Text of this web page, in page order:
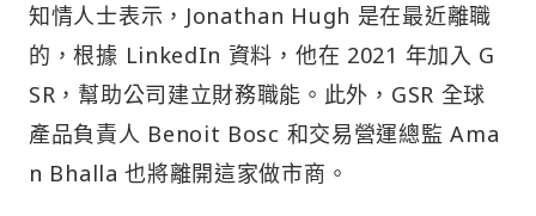
知情人士表示，Jonathan Hugh 是在最近離職
的，根據 LinkedIn 資料，他在 2021 年加入 G
SR，幫助公司建立財務職能。此外，GSR 全球
產品負責人 Benoit Bosc 和交易營運總監 Ama
n Bhalla 也將離開這家做市商。